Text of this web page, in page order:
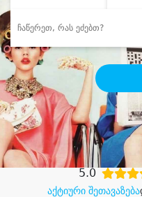
შეიძინე
დიდი
აქტიური შეთავაზება
5.0